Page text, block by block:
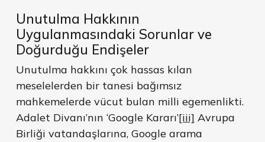
Unutulma Hakkının
Uygulanmasındaki Sorunlar ve
Doğurduğu Endişeler
Unutulma hakkını çok hassas kılan
meselelerden bir tanesi bağımsız
mahkemelerde vücut bulan milli egemenlikti.
Adalet Divanı’nın ‘Google Kararı’[iii] Avrupa
Birliği vatandaşlarına, Google arama